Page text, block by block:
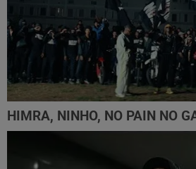
HIMRA, NINHO, NO PAIN NO